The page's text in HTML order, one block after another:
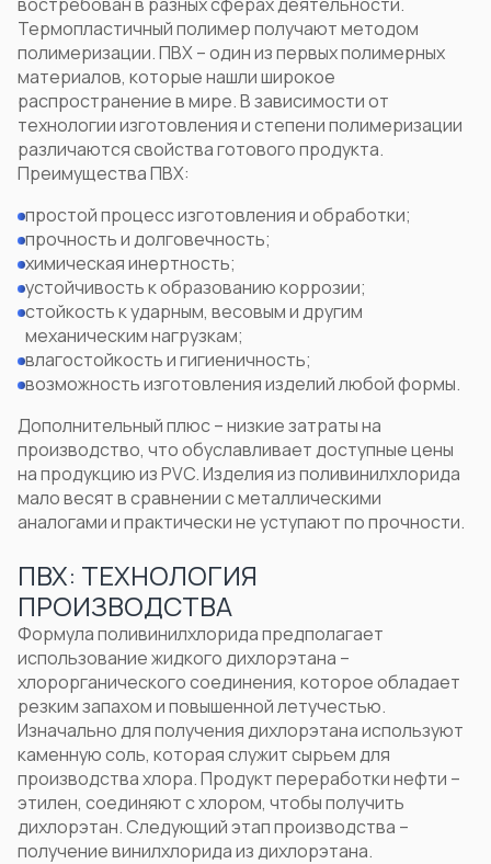
Термопластичный полимер получают методом
полимеризации.ПВХ– один из первых полимерных
материалов, которые нашли широкое
распространение в мире. В зависимости от
технологии изготовления и степени полимеризации
различаютсясвойстваготового продукта.
Преимущества ПВХ:
простой процесс изготовления и обработки;
прочность и долговечность;
химическая инертность;
устойчивость к образованию коррозии;
стойкость к ударным, весовым и другим
механическим нагрузкам;
влагостойкость и гигиеничность;
возможность изготовления изделий любой формы.
Дополнительный плюс – низкие затраты на
производство, что обуславливает доступные цены
на продукцию изPVC. Изделия из поливинилхлорида
мало весят в сравнении с металлическими
аналогами и практически не уступают по прочности.
ПВХ: ТЕХНОЛОГИЯ
ПРОИЗВОДСТВА
Формула поливинилхлоридапредполагает
использование жидкого дихлорэтана –
хлорорганического соединения, которое обладает
резким запахом и повышенной летучестью.
Изначально для получения дихлорэтана используют
каменную соль, которая служит сырьем для
производства хлора. Продукт переработки нефти –
этилен, соединяют с хлором, чтобы получить
дихлорэтан. Следующий этап производства –
получение винилхлорида из дихлорэтана.